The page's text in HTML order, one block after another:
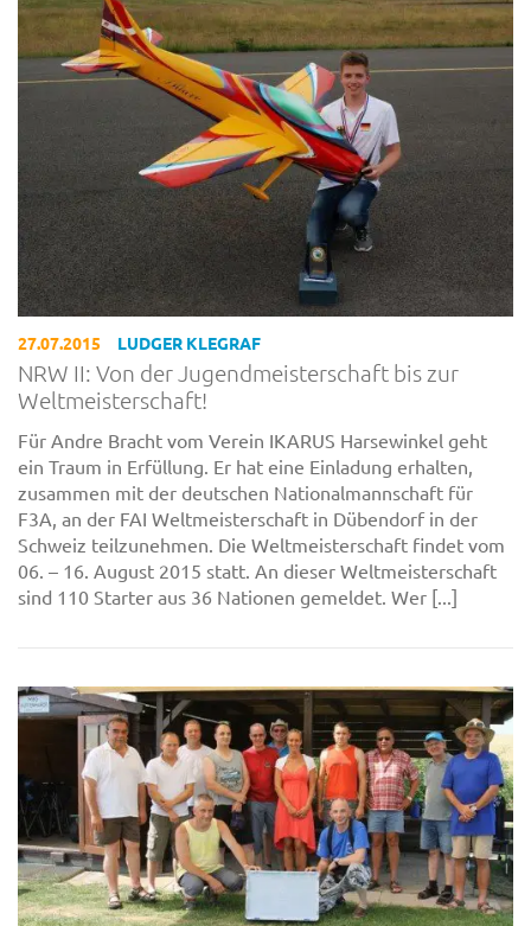
27.07.2015 LUDGER KLEGRAF
NRW II: Von der Jugendmeisterschaft bis zur
Weltmeisterschaft!
Für Andre Bracht vom Verein IKARUS Harsewinkel geht
ein Traum in Erfüllung. Er hat eine Einladung erhalten,
zusammen mit der deutschen Nationalmannschaft für
F3A, an der FAI Weltmeisterschaft in Dübendorf in der
Schweiz teilzunehmen. Die Weltmeisterschaft findet vom
06. – 16. August 2015 statt. An dieser Weltmeisterschaft
sind 110 Starter aus 36 Nationen gemeldet. Wer [...]